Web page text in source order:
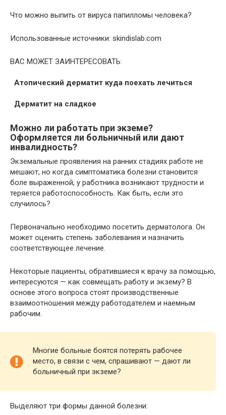
Что можно выпить от вируса папилломы человека?
Использованные источники: skindislab.com
ВАС МОЖЕТ ЗАИНТЕРЕСОВАТЬ:
Атопический дерматит куда поехать лечиться
Дерматит на сладкое
Можно ли работать при экземе?
Оформляется ли больничный или дают
инвалидность?
Экземальные проявления на ранних стадиях работе не
мешают, но когда симптоматика болезни становится
боле выраженной, у работника возникают трудности и
теряется работоспособность. Как быть, если это
случилось?
Первоначально необходимо посетить дерматолога. Он
может оценить степень заболевания и назначить
соответствующее лечение.
Некоторые пациенты, обратившиеся к врачу за помощью,
интересуются — как совмещать работу и экзему? В
основе этого вопроса стоят производственные
взаимоотношения между работодателем и наемным
рабочим.
Многие больные боятся потерять рабочее
место, в связи с чем, спрашивают — дают ли
больничный при экземе?
Выделяют три формы данной болезни: